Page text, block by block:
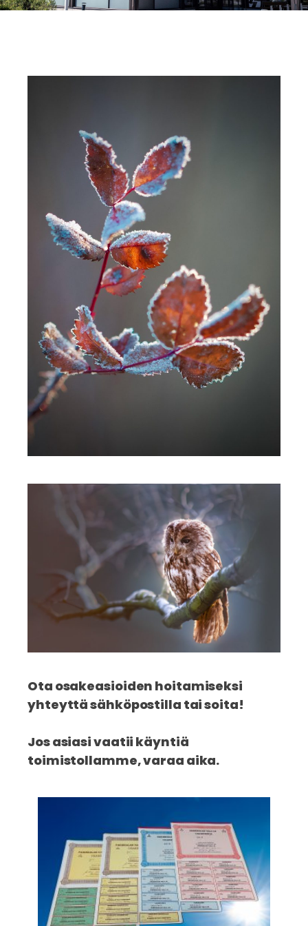
Ota osakeasioiden hoitamiseksi
yhteyttä sähköpostilla tai soita!
Jos asiasi vaatii käyntiä
toimistollamme, varaa aika.